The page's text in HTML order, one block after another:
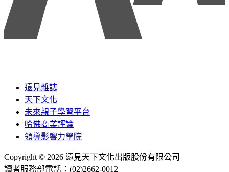
遠見雜誌
天下文化
未來親子學習平台
哈佛商業評論
領導影響力學院
Copyright © 2026 遠見天下文化出版股份有限公司
讀者服務部電話：(02)2662-0012